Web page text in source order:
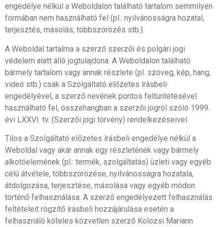
engedélye nélkül a Weboldalon található tartalom semmilyen
formában nem használható fel (pl.: nyilvánosságra hozatal,
terjesztés, másolás, többszörözés stb.).
A Weboldal tartalma a szerző szerzői és polgári jogi
védelem alatt álló jogtulajdona. A Weboldalon található
bármely tartalom vagy annak részlete (pl. szöveg, kép, hang,
videó stb.) csak a Szolgáltató előzetes írásbeli
engedélyével, a szerző nevének pontos feltüntetésével
használható fel, összehangban a szerzői jogról szóló 1999.
évi LXXVI. tv. (Szerzői jogi törvény) rendelkezéseivel.
Tilos a Szolgáltató előzetes írásbeli engedélye nélkül a
Weboldal vagy akár annak egy részletének vagy bármely
alkotóelemének (pl.: termék, szolgáltatás) üzleti vagy egyéb
célú átvétele, többszörözése, nyilvánosságra hozatala,
átdolgozása, terjesztése, másolása vagy egyéb módon
történő felhasználása. A szerző engedélyezett felhasználás
feltételeit rögzítő írásbeli hozzájárulása esetén a
felhasználó köteles közvetlen szerző Kolozsi Mariann